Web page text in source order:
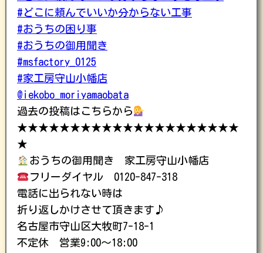
#どこに頼んでいいか分からない工事
#おうちの困り事
#おうちの御用聞き
#msfactory_0125
#家工房守山小幡店
@iekobo_moriyamaobata
過去の投稿はこちらから
★★★★★★★★★★★★★★★★★★★★★
★
おうちの御用聞き 家工房守山小幡店
フリーダイヤル 0120-847-318
電話に出られない時は
折り返しかけさせて頂きます♪
名古屋市守山区大牧町7-18-1
不定休 営業9:00〜18:00